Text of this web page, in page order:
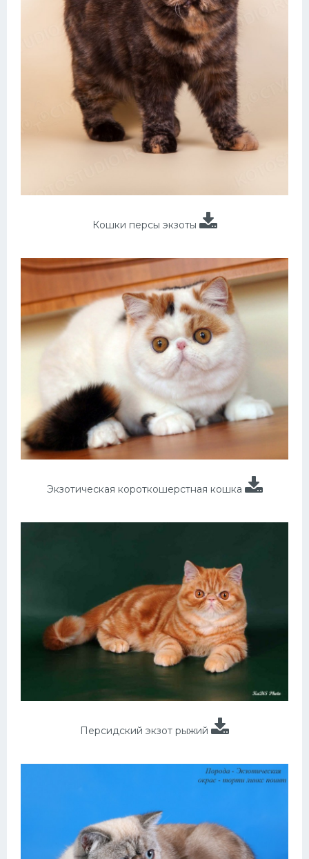
Кошки персы экзоты
Экзотическая короткошерстная кошка
Персидский экзот рыжий